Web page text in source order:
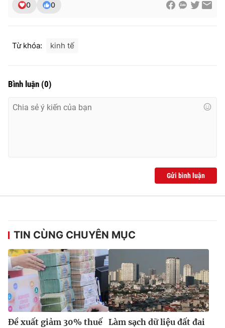
0 0
Từ khóa: kinh tế
Bình luận (0)
Gửi bình luận
TIN CÙNG CHUYÊN MỤC
Đề xuất giảm 30% thuế Làm sạch dữ liệu đất đai